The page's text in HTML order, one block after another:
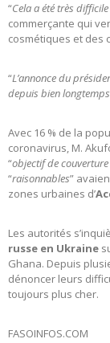
“Cela a été très
commerçante qui
cosmétiques et des
“L’annonce du
depuis bien longtemps
Avec 16 % de la
coronavirus, M.
“objectif de
“raisonnables”
zones urbaines d’
Les autorités
russe en Ukraine
Ghana. Depuis
dénoncer leurs
toujours plus cher.
FASOINFOS.COM